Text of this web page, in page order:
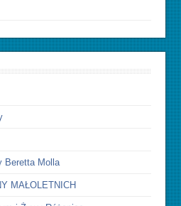
Beretta Molla
MAŁOLETNICH